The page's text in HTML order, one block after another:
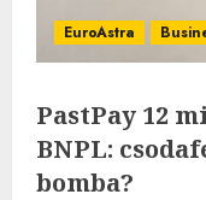
EuroAstra
PastPay 12
BNPL:
bomba?